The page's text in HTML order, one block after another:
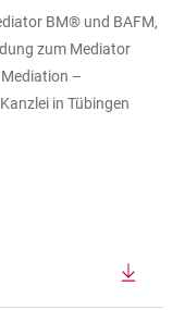
BM® und BAFM,
zum Mediator
–
in Tübingen